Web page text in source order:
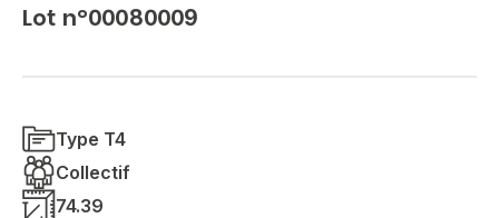
Lot n°00080009
Type T4
Collectif
74.39